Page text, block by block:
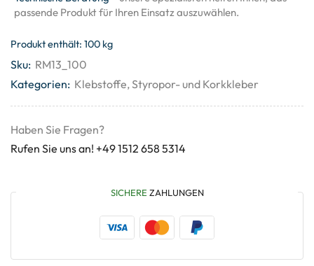
passende Produkt für Ihren Einsatz auszuwählen.
Produkt enthält: 100 kg
Sku: RM13_100
Kategorien: Klebstoffe,Styropor- und Korkkleber
Haben Sie Fragen?
Rufen Sie uns an! +49 1512 658 5314
SICHERE ZAHLUNGEN